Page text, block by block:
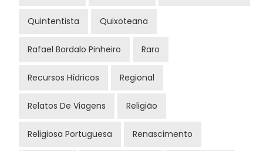
Quintentista Quixoteana
Rafael Bordalo Pinheiro Raro
Recursos Hídricos Regional
Relatos De Viagens Religião
Religiosa Portuguesa Renascimento